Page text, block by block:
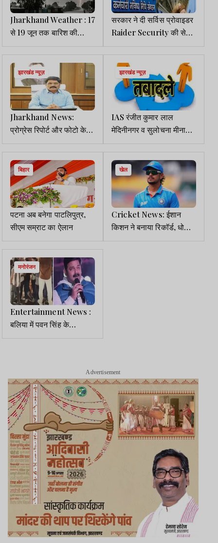
Jharkhand Weather : 17
से 19 जून तक बारिश की
संभावना,कई जिलों में येलो
अलर्ट
सरकार ने दी सर्विस प्रोवाइडर
Raider Security की सेवा
समाप्त करने की चेतावनी
झारखंड न्यूज़
Jharkhand News:
प्रोग्रेस रिपोर्ट और फोटो के
बिना योजना में पैसा मांगने पर
कार्रवाई होगी
झारखंड न्यूज़
IAS रंजीत कुमार लाल
मेदिनीनगर व सुलोचना मीना
देवघर नगर निगम के आयुक्त
बने
बिहार
पटना अब बनेगा पाटलिपुत्र,
सीएम सम्राट का ऐलान
खेल
Cricket News: ईशान
किशन ने बनाया रिकॉर्ड, धोनी
को छोड़ा पीछे
मनोरंजन
Entertainment News :
बलिया में पवन सिंह के
कार्यक्रम में बवाल, बेकाबू भीड़
Advertisement